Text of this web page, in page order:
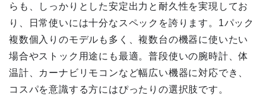
らも、しっかりとした安定出力と耐久性を実現してお
り、日常使いには十分なスペックを誇ります。1パック
複数個入りのモデルも多く、複数台の機器に使いたい
場合やストック用途にも最適。普段使いの腕時計、体
温計、カーナビリモコンなど幅広い機器に対応でき、
コスパを意識する方にはぴったりの選択肢です。